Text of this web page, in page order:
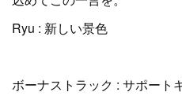
Ryu : 新しい景色
ボーナストラック : サポート